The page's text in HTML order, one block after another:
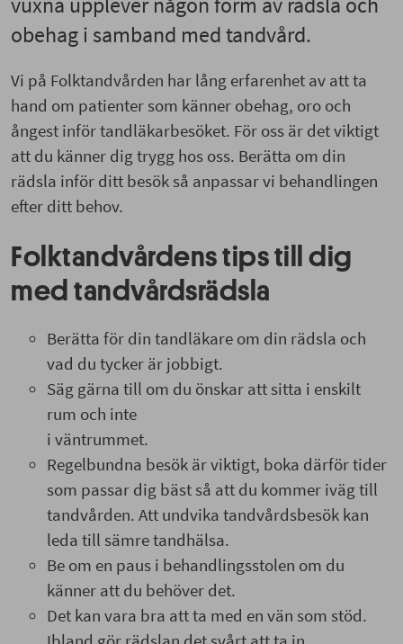
obehag i samband med tandvård.
Vi på Folktandvården har lång erfarenhet av att ta
hand om patienter som känner obehag, oro och
ångest inför tandläkarbesöket. För oss är det viktigt
att du känner dig trygg hos oss. Berätta om din
rädsla inför ditt besök så anpassar vi behandlingen
efter ditt behov.
Folktandvårdens tips till dig
med tandvårdsrädsla
Berätta för din tandläkare om din rädsla och
vad du tycker är jobbigt.
Säg gärna till om du önskar att sitta i enskilt
rum och inte
i väntrummet.
Regelbundna besök är viktigt, boka därför tider
som passar dig bäst så att du kommer iväg till
tandvården. Att undvika tandvårdsbesök kan
leda till sämre tandhälsa.
Be om en paus i behandlingsstolen om du
känner att du behöver det.
Det kan vara bra att ta med en vän som stöd.